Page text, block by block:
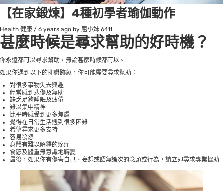
【在家鍛煉】4種初學者瑜伽動作
Health 健康 / 6 years ago by 屈小妹 6411
甚麼時候是尋求幫助的好時機？
你永遠都可以尋求幫助，無論甚麼時候都可以。
如果你遇到以下的抑鬱跡象，你可能需要尋求幫助：
對很多事物失去興趣
經常感到悲傷及無助
缺乏足夠睡眠及疲倦
難以集中精神
比平時感受到更多焦慮
覺得在日常生活遇到很多困難
希望尋求更多支持
容易發怒
身體有難以解釋的疼痛
食慾及體重無意識地轉變
最後，如果你有傷害自己、妄想或語無論次的念頭或行為，請立即尋求專業協助